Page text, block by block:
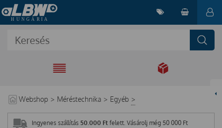
EGYÜTT A
Webshop > Méréstechnika > Egyéb >
Ingyenes szállítás 50.000 Ft felett. Vásárolj még 50 000 Ft